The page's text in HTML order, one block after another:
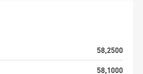
58,2500
58,1000